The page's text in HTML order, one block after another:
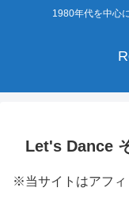
1980年代を中心
Let's Dance
※当サイトはアフィ